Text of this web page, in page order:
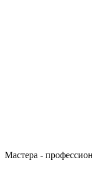
Мастера -